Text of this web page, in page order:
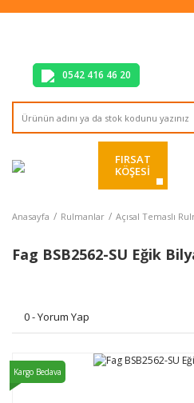
Tüm Alışverişlerde
0542 416 46 20
FIRSAT
KÖŞESİ
Anasayfa Rulmanlar Açısal Temaslı
Fag BSB2562-SU Eğik
0 - Yorum Yap
Kargo Bedava